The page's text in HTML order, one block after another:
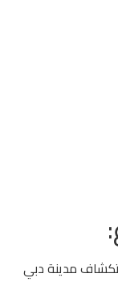
مدينة دبي